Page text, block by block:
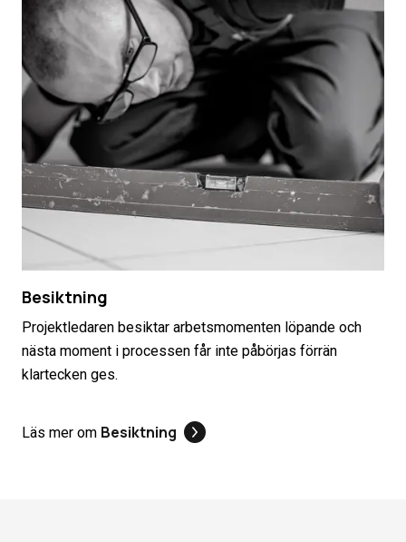
Besiktning
Projektledaren besiktar arbetsmomenten löpande och
nästa moment i processen får inte påbörjas förrän
klartecken ges.
Läs mer om Besiktning